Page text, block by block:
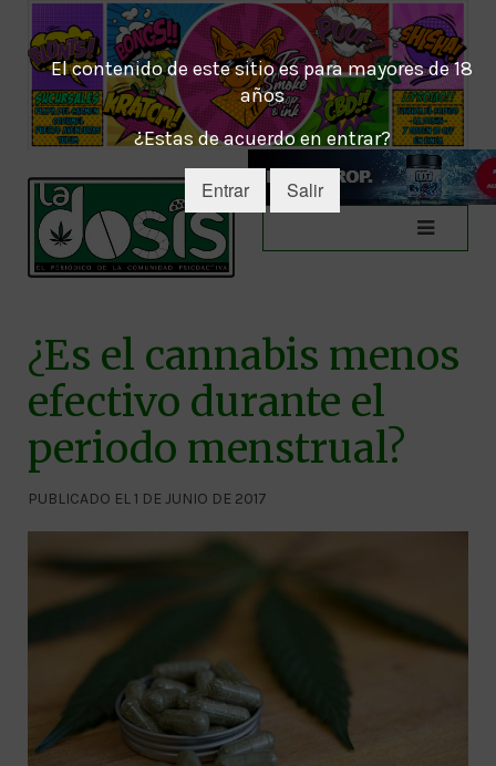
El contenido de este sitio es para mayores de 18
años
¿Estas de acuerdo en entrar?
Entrar Salir
¿Es el cannabis menos
efectivo durante el
periodo menstrual?
PUBLICADO EL 1 DE JUNIO DE 2017